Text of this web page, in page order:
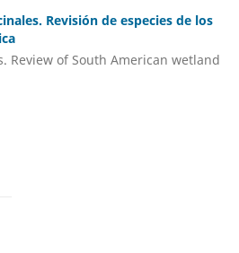
Revisión de especies de los
Review of South American wetland